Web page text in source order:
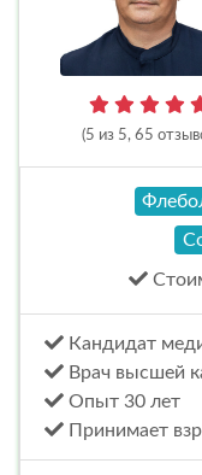
(5 из 5, 65
Кандидат
Врач высшей
Опыт 30 лет
Принимает